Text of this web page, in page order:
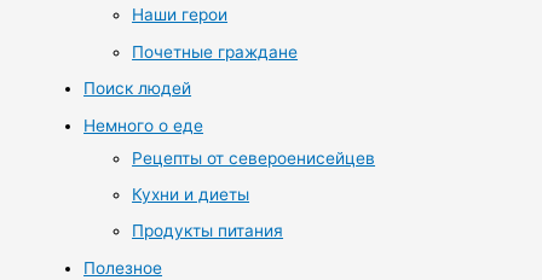
Наши герои
Почетные граждане
Поиск людей
Немного о еде
Рецепты от североенисейцев
Кухни и диеты
Продукты питания
Полезное